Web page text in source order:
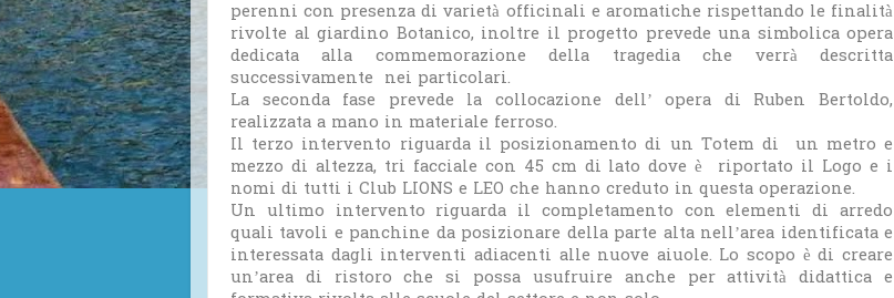
perenni con presenza di varietà officinali e aromatiche rispettando le finalità
rivolte al giardino Botanico, inoltre il progetto prevede una simbolica opera
dedicata alla commemorazione della tragedia che verrà descritta
successivamente nei particolari.
La seconda fase prevede la collocazione dell’ opera di Ruben Bertoldo,
realizzata a mano in materiale ferroso.
Il terzo intervento riguarda il posizionamento di un Totem di un metro e
mezzo di altezza, tri facciale con 45 cm di lato dove è riportato il Logo e i
nomi di tutti i Club LIONS e LEO che hanno creduto in questa operazione.
Un ultimo intervento riguarda il completamento con elementi di arredo
quali tavoli e panchine da posizionare della parte alta nell’area identificata e
interessata dagli interventi adiacenti alle nuove aiuole. Lo scopo è di creare
un’area di ristoro che si possa usufruire anche per attività didattica e